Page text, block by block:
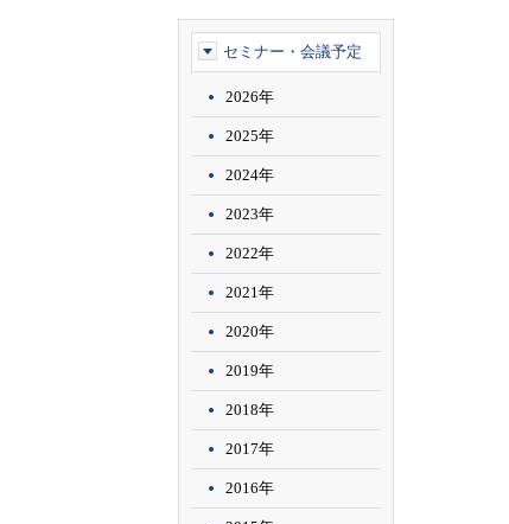
セミナー・会議予定
2026年
2025年
2024年
2023年
2022年
2021年
2020年
2019年
2018年
2017年
2016年